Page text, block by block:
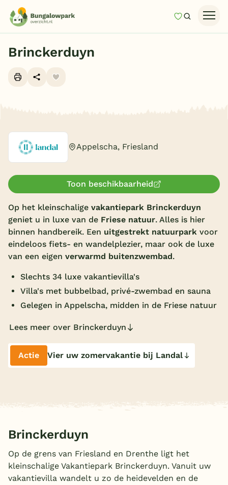
MijnZoeken
Last minutes
Onze vakantiegidsen
Subtropisch zwembad
Overdekt zwembad
Wildwaterbaan
Indoor speeltuin
Alle populaire faciliteiten
Keuzehulp
Bestemmingen
Limburg
Duitsland
België
Brinckerduyn
Appelscha, Friesland
Toon beschikbaarheid
Op het kleinschalige vakantiepark Brinckerduyn
geniet u in luxe van de Friese natuur. Alles is hier
binnen handbereik. Een uitgestrekt natuurpark voor
eindeloos fiets- en wandelplezier, maar ook de luxe
van een eigen verwarmd buitenzwembad.
Slechts 34 luxe vakantievilla's
Villa's met bubbelbad, privé-zwembad en sauna
Gelegen in Appelscha, midden in de Friese natuur
Lees meer over Brinckerduyn
Actie Vier uw zomervakantie bij Landal
Brinckerduyn
Op de grens van Friesland en Drenthe ligt het
kleinschalige Vakantiepark Brinckerduyn. Vanuit uw
vakantievilla wandelt u zo de heidevelden en de